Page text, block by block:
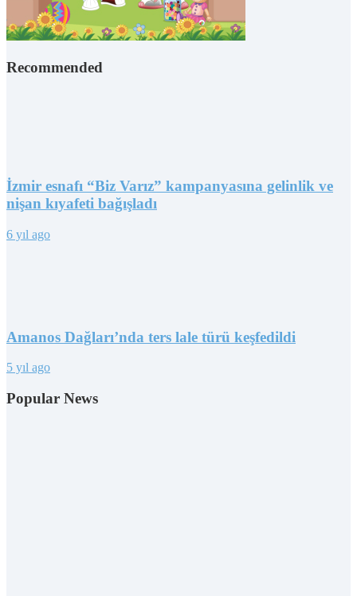
Recommended
İzmir esnafı “Biz Varız” kampanyasına gelinlik ve
nişan kıyafeti bağışladı
6 yıl ago
Amanos Dağları’nda ters lale türü keşfedildi
5 yıl ago
Popular News